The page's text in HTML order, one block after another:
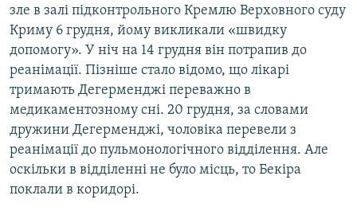
зле в залі підконтрольного Кремлю Верховного суду
Криму 6 грудня, йому викликали «швидку
допомогу». У ніч на 14 грудня він потрапив до
реанімації. Пізніше стало відомо, що лікарі
тримають Дегерменджі переважно в
медикаментозному сні. 20 грудня, за словами
дружини Дегерменджі, чоловіка перевели з
реанімації до пульмонологічного відділення. Але
оскільки в відділенні не було місць, то Бекіра
поклали в коридорі.